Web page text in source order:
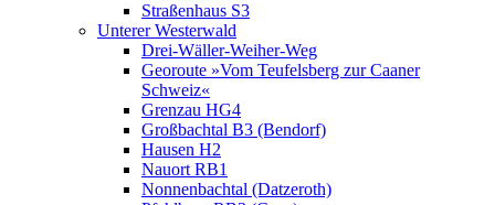
Straßenhaus S3
Unterer Westerwald
Drei-Wäller-Weiher-Weg
Georoute »Vom Teufelsberg zur Caaner
Schweiz«
Grenzau HG4
Großbachtal B3 (Bendorf)
Hausen H2
Nauort RB1
Nonnenbachtal (Datzeroth)